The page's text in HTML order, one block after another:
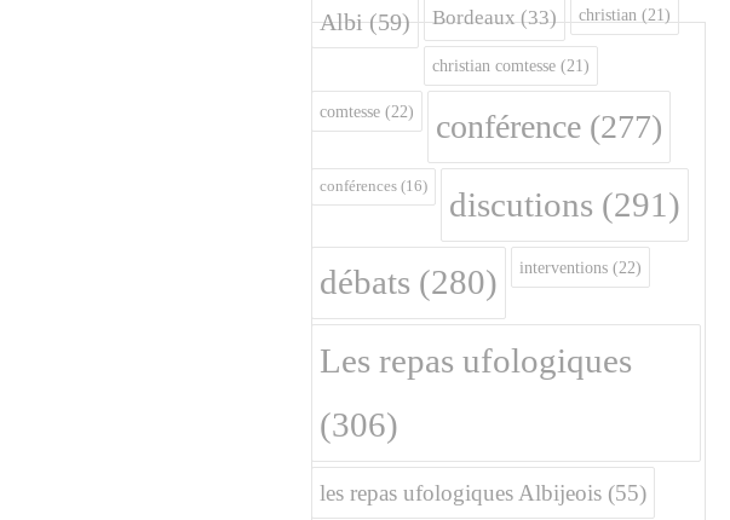
Albi(59) Bordeaux(33) christian (21)
christian comtesse (21)
comtesse (22) conférence (277)
conférences (16) discutions (291)
débats (280) interventions (22)
Les repas ufologiques
(306)
les repas ufologiques Albijeois (55)